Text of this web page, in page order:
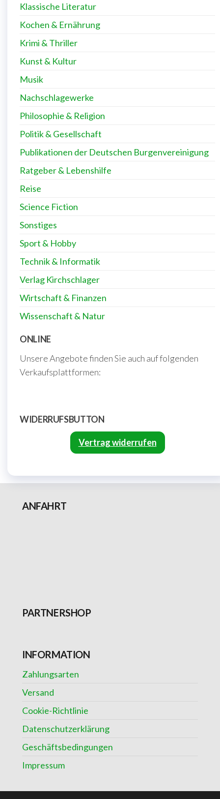
Klassische Literatur
Kochen & Ernährung
Krimi & Thriller
Kunst & Kultur
Musik
Nachschlagewerke
Philosophie & Religion
Politik & Gesellschaft
Publikationen der Deutschen Burgenvereinigung
Ratgeber & Lebenshilfe
Reise
Science Fiction
Sonstiges
Sport & Hobby
Technik & Informatik
Verlag Kirchschlager
Wirtschaft & Finanzen
Wissenschaft & Natur
ONLINE
Unsere Angebote finden Sie auch auf folgenden
Verkaufsplattformen:
WIDERRUFSBUTTON
Vertrag widerrufen
ANFAHRT
PARTNERSHOP
INFORMATION
Zahlungsarten
Versand
Cookie-Richtlinie
Datenschutzerklärung
Geschäftsbedingungen
Impressum